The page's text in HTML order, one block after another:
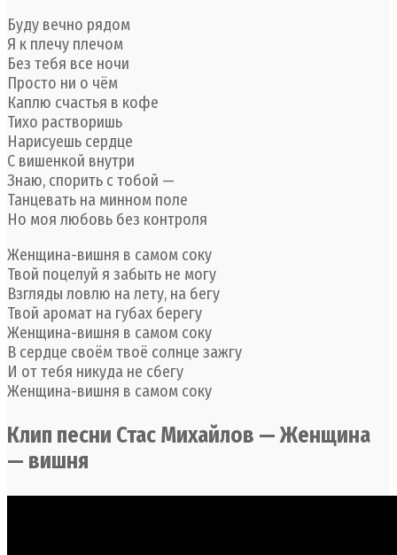
Буду вечно рядом
Я к плечу плечом
Без тебя все ночи
Просто ни о чём
Каплю счастья в кофе
Тихо растворишь
Нарисуешь сердце
С вишенкой внутри
Знаю, спорить с тобой —
Танцевать на минном поле
Но моя любовь без контроля
Женщина-вишня в самом соку
Твой поцелуй я забыть не могу
Взгляды ловлю на лету, на бегу
Твой аромат на губах берегу
Женщина-вишня в самом соку
В сердце своём твоё солнце зажгу
И от тебя никуда не сбегу
Женщина-вишня в самом соку
Клип песни Стас Михайлов — Женщина
— вишня